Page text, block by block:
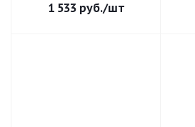
1 533руб./шт